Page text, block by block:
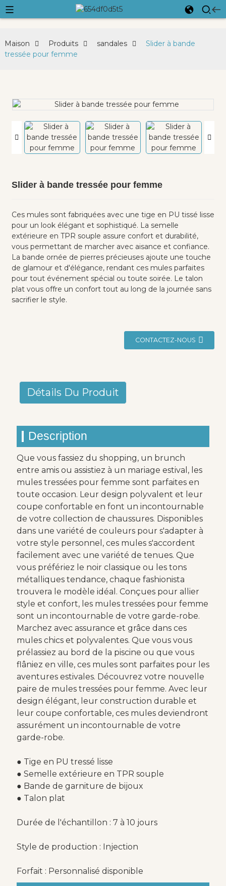
Maison Produits sandales
Slider à bande
tressée pour femme
Slider à bande tressée pour femme
Ces mules sont fabriquées avec une tige en PU tissé lisse
pour un look élégant et sophistiqué. La semelle
extérieure en TPR souple assure confort et durabilité,
vous permettant de marcher avec aisance et confiance.
La bande ornée de pierres précieuses ajoute une touche
de glamour et d'élégance, rendant ces mules parfaites
pour tout événement spécial ou toute soirée. Le talon
plat vous offre un confort tout au long de la journée sans
sacrifier le style.
CONTACTEZ-NOUS
Détails Du Produit
Description
Que vous fassiez du shopping, un brunch
entre amis ou assistiez à un mariage estival, les
mules tressées pour femme sont parfaites en
toute occasion. Leur design polyvalent et leur
coupe confortable en font un incontournable
de votre collection de chaussures. Disponibles
dans une variété de couleurs pour s'adapter à
votre style personnel, ces mules s'accordent
facilement avec une variété de tenues. Que
vous préfériez le noir classique ou les tons
métalliques tendance, chaque fashionista
trouvera le modèle idéal. Conçues pour allier
style et confort, les mules tressées pour femme
sont un incontournable de votre garde-robe.
Marchez avec assurance et grâce dans ces
mules chics et polyvalentes. Que vous vous
prélassiez au bord de la piscine ou que vous
flâniez en ville, ces mules sont parfaites pour les
aventures estivales. Découvrez votre nouvelle
paire de mules tressées pour femme. Avec leur
design élégant, leur construction durable et
leur coupe confortable, ces mules deviendront
assurément un incontournable de votre
garde-robe.
● Tige en PU tressé lisse
● Semelle extérieure en TPR souple
● Bande de garniture de bijoux
● Talon plat
Durée de l'échantillon : 7 à 10 jours
Style de production : Injection
Forfait : Personnalisé disponible